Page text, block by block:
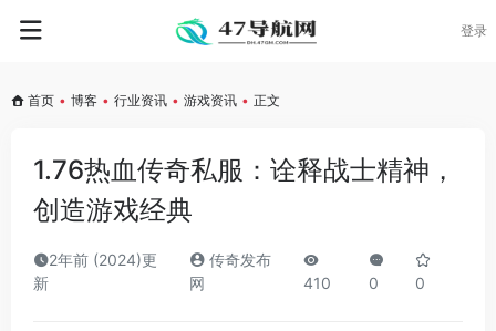
登录
首页 • 博客 • 行业资讯 • 游戏资讯 • 正文
1.76热血传奇私服：诠释战士精神，
创造游戏经典
2年前 (2024)更
新
传奇发布
网
410 0 0